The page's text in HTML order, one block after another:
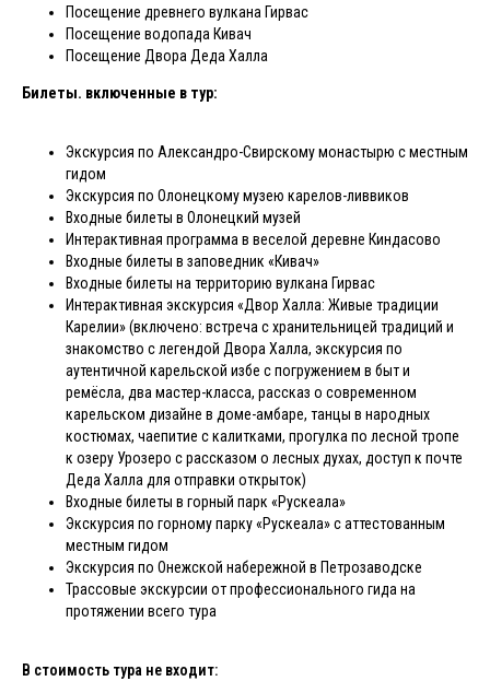
Посещение древнего вулкана Гирвас
Посещение водопада Кивач
Посещение Двора Деда Халла
Билеты. включенные в тур:
Экскурсия по Александро-Свирскому монастырю с местным
гидом
Экскурсия по Олонецкому музею карелов-ливвиков
Входные билеты в Олонецкий музей
Интерактивная программа в веселой деревне Киндасово
Входные билеты в заповедник «Кивач»
Входные билеты на территорию вулкана Гирвас
Интерактивная экскурсия «Двор Халла: Живые традиции
Карелии» (включено: встреча с хранительницей традиций и
знакомство с легендой Двора Халла, экскурсия по
аутентичной карельской избе с погружением в быт и
ремёсла, два мастер-класса, рассказ о современном
карельском дизайне в доме-амбаре, танцы в народных
костюмах, чаепитие с калитками, прогулка по лесной тропе
к озеру Урозеро с рассказом о лесных духах, доступ к почте
Деда Халла для отправки открыток)
Входные билеты в горный парк «Рускеала»
Экскурсия по горному парку «Рускеала» с аттестованным
местным гидом
Экскурсия по Онежской набережной в Петрозаводске
Трассовые экскурсии от профессионального гида на
протяжении всего тура
В стоимость тура не входит: